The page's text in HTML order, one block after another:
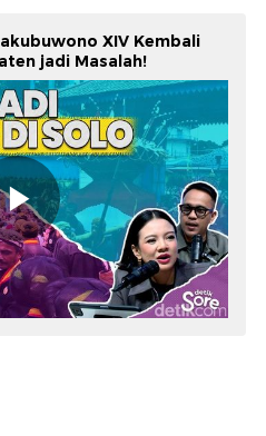
XIV Kembali
jadi Masalah!